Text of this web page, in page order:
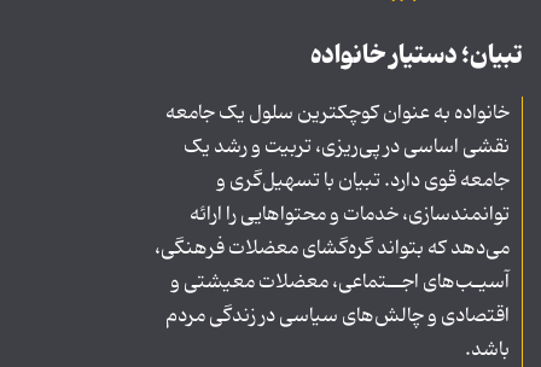
تبیان؛ دستیار خانواده
خانواده به عنوان کوچکترین سلول یک جامعه
نقشی اساسی در پی‌ریزی، تربیت و رشد یک
جامعه قوی دارد. تبیان با تسهیل‌گری و
توانمندسازی، خدمات و محتواهایی را ارائه
می‌دهد که بتواند گره‌گشای معضلات فرهنگی،
آسیـب‌های اجــتماعی، معضلات معیشتی و
اقتصادی و چالش‌های سیاسی در زندگی مردم
باشد.